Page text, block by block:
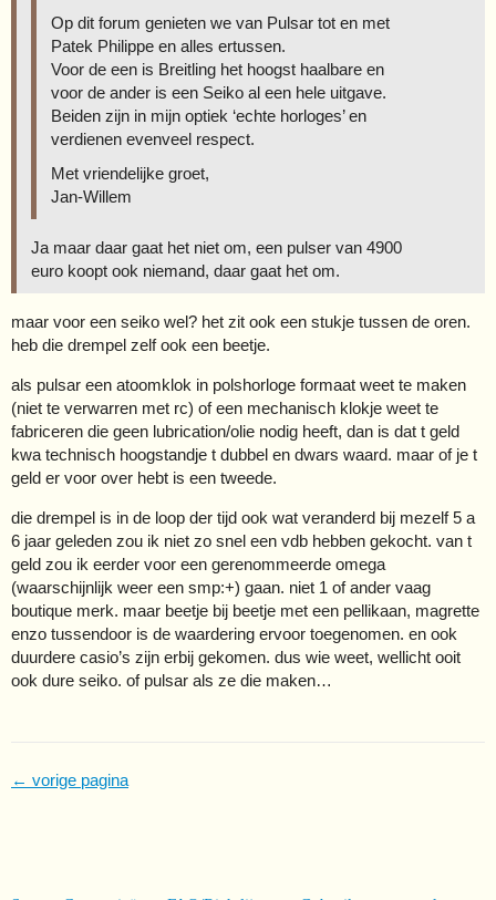
Op dit forum genieten we van Pulsar tot en met
Patek Philippe en alles ertussen.
Voor de een is Breitling het hoogst haalbare en
voor de ander is een Seiko al een hele uitgave.
Beiden zijn in mijn optiek ‘echte horloges’ en
verdienen evenveel respect.
Met vriendelijke groet,
Jan-Willem
Ja maar daar gaat het niet om, een pulser van 4900
euro koopt ook niemand, daar gaat het om.
maar voor een seiko wel? het zit ook een stukje tussen de oren.
heb die drempel zelf ook een beetje.
als pulsar een atoomklok in polshorloge formaat weet te maken
(niet te verwarren met rc) of een mechanisch klokje weet te
fabriceren die geen lubrication/olie nodig heeft, dan is dat t geld
kwa technisch hoogstandje t dubbel en dwars waard. maar of je t
geld er voor over hebt is een tweede.
die drempel is in de loop der tijd ook wat veranderd bij mezelf 5 a
6 jaar geleden zou ik niet zo snel een vdb hebben gekocht. van t
geld zou ik eerder voor een gerenommeerde omega
(waarschijnlijk weer een smp:+) gaan. niet 1 of ander vaag
boutique merk. maar beetje bij beetje met een pellikaan, magrette
enzo tussendoor is de waardering ervoor toegenomen. en ook
duurdere casio’s zijn erbij gekomen. dus wie weet, wellicht ooit
ook dure seiko. of pulsar als ze die maken…
← vorige pagina